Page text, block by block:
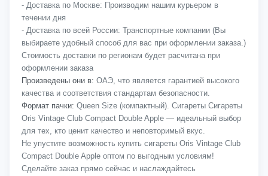
- Доставка по Москве: Производим нашим курьером в
течении дня
- Доставка по всей России: Транспортные компании (Вы
выбираете удобный способ для вас при оформлении заказа.)
Стоимость доставки по регионам будет расчитана при
оформлении заказа
Произведены они в: ОАЭ, что является гарантией высокого
качества и соответствия стандартам безопасности.
Формат пачки: Queen Size (компактный). Сигареты Сигареты
Oris Vintage Club Compact Double Apple — идеальный выбор
для тех, кто ценит качество и неповторимый вкус.
Не упустите возможность купить сигареты Oris Vintage Club
Compact Double Apple оптом по выгодным условиям!
Сделайте заказ прямо сейчас и наслаждайтесь